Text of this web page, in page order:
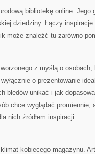
bibliotekę online. Jego
dziedziny. Łączy
może znaleźć tu zarówno
z myślą o osobach,
o prezentowanie
błędów unikać i jak
chce wyglądać promiennie,
nich źródłem inspiracji.
kobiecego magazynu.